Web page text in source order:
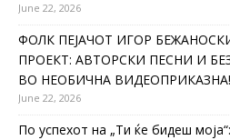
June 22, 2026
ФОЛК ПЕЈАЧОТ ИГОР
ПРОЕКТ: АВТОРСКИ ПЕСНИ И
ВО НЕОБИЧНА ВИДЕОПРИКАЗНА!
June 22, 2026
По успехот на „Ти ќе бидеш